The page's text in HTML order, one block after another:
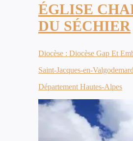
ÉGLISE
DU SÉCHIER
Diocèse : Diocèse Gap Et
Saint-Jacques-en-
Département Hautes-Alpes